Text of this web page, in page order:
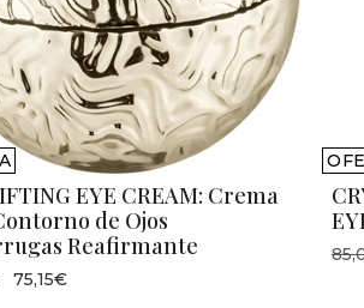
EYE CREAM: Crema
de Ojos
Reafirmante
75,15€